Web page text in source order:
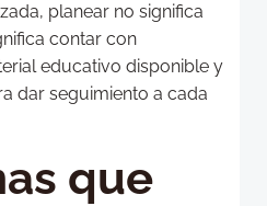
planear no significa
contar con
educativo disponible y
dar seguimiento a cada
que